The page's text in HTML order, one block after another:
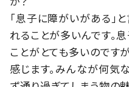
「息子に障がいがある」
れることが多いんです。
ことがとても多いのです
感じます。みんなが何気